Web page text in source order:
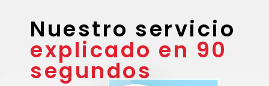
Nuestro servicio
explicado en 90
segundos